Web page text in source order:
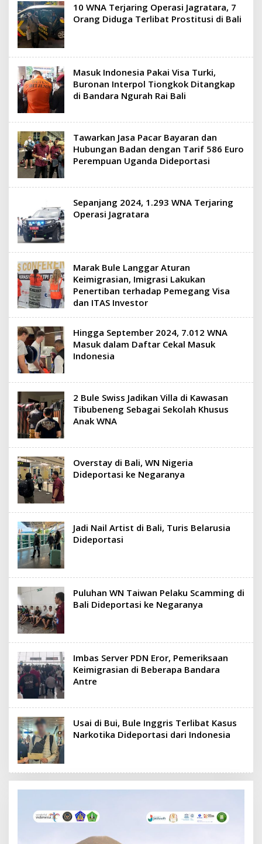
10 WNA Terjaring Operasi Jagratara, 7
Orang Diduga Terlibat Prostitusi di Bali
Masuk Indonesia Pakai Visa Turki,
Buronan Interpol Tiongkok Ditangkap
di Bandara Ngurah Rai Bali
Tawarkan Jasa Pacar Bayaran dan
Hubungan Badan dengan Tarif 586 Euro
Perempuan Uganda Dideportasi
Sepanjang 2024, 1.293 WNA Terjaring
Operasi Jagratara
Marak Bule Langgar Aturan
Keimigrasian, Imigrasi Lakukan
Penertiban terhadap Pemegang Visa
dan ITAS Investor
Hingga September 2024, 7.012 WNA
Masuk dalam Daftar Cekal Masuk
Indonesia
2 Bule Swiss Jadikan Villa di Kawasan
Tibubeneng Sebagai Sekolah Khusus
Anak WNA
Overstay di Bali, WN Nigeria
Dideportasi ke Negaranya
Jadi Nail Artist di Bali, Turis Belarusia
Dideportasi
Puluhan WN Taiwan Pelaku Scamming di
Bali Dideportasi ke Negaranya
Imbas Server PDN Eror, Pemeriksaan
Keimigrasian di Beberapa Bandara
Antre
Usai di Bui, Bule Inggris Terlibat Kasus
Narkotika Dideportasi dari Indonesia